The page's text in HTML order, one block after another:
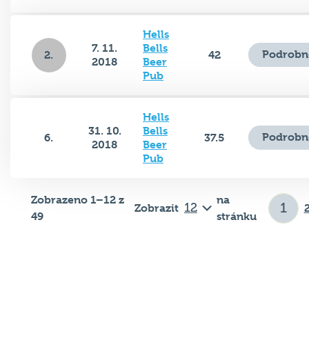
2.
7. 11.
2018
Hells
Bells
Beer
Pub
42
6.
31. 10.
2018
Hells
Bells
Beer
Pub
37.5
Zobrazeno 1–12 z
49
Zobrazit
na
stránku